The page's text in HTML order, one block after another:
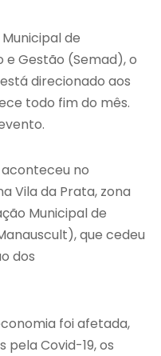
de
e Gestão (Semad), o
direcionado aos
todo fim do mês.
no
Vila da Prata, zona
Municipal de
que cedeu
dos
foi afetada,
pela Covid-19, os